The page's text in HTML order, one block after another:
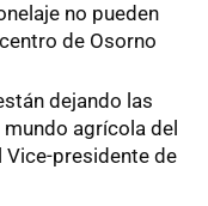
no pueden
de Osorno
dejando las
agrícola del
Vice-presidente de